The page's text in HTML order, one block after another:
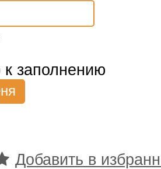
к заполнению
Добавить в